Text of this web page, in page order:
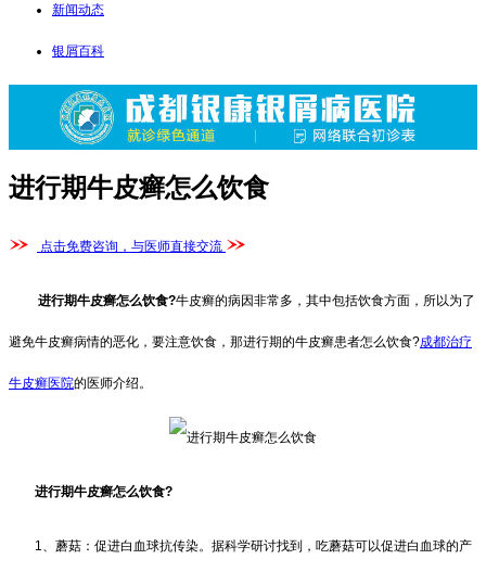
新闻动态
银屑百科
进行期牛皮癣怎么饮食
点击免费咨询，与医师直接交流
进行期牛皮癣怎么饮食?牛皮癣的病因非常多，其中包括饮食方面，所以为了
避免牛皮癣病情的恶化，要注意饮食，那进行期的牛皮癣患者怎么饮食?成都治疗
牛皮癣医院的医师介绍。
进行期牛皮癣怎么饮食?
1、蘑菇：促进白血球抗传染。据科学研讨找到，吃蘑菇可以促进白血球的产